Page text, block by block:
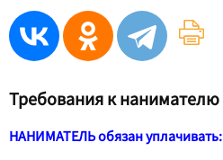
Требования к нанимателю
НАНИМАТЕЛЬобязан уплачивать: